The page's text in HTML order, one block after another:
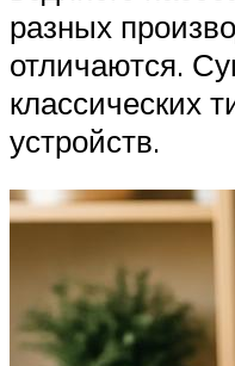
разных
отличаются.
классических
устройств.